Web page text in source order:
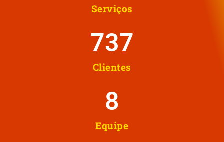
Serviços
Clientes
737
Equipe
8